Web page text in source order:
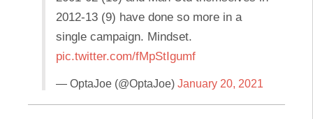
2012-13 (9) have done so more in a
single campaign. Mindset.
pic.twitter.com/fMpStIgumf
— OptaJoe (@OptaJoe) January 20, 2021